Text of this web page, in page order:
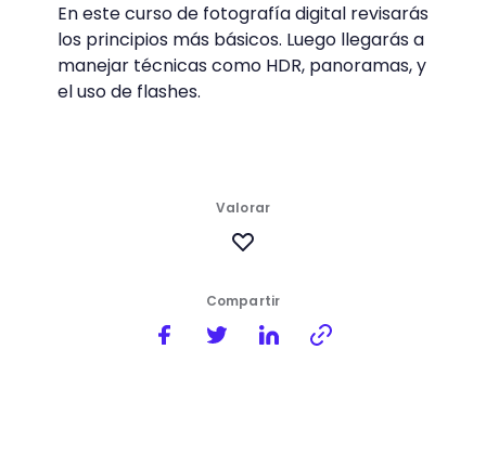
En este curso de fotografía digital revisarás
los principios más básicos. Luego llegarás a
manejar técnicas como HDR, panoramas, y
el uso de flashes.
Compartir
Valorar